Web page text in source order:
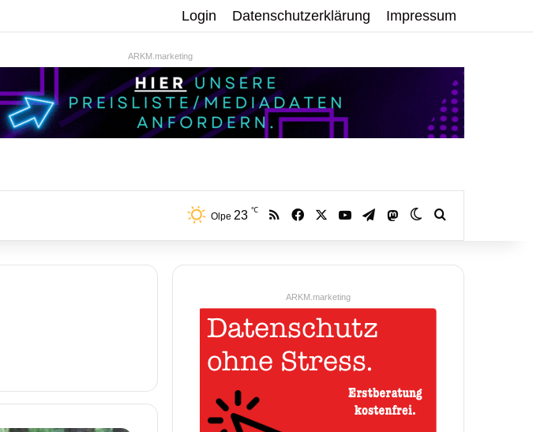
Login Datenschutzerklärung Impressum
ARKM.marketing
Olpe 23 ℃ RSS Facebook YouTubeTelegramMastodonSkin umschalten
ARKM.marketing